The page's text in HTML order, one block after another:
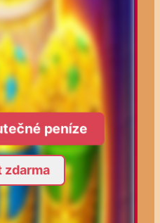
peníze
zdarma